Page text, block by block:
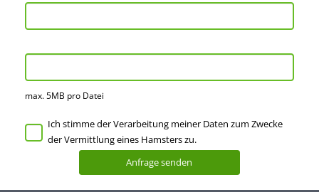
max. 5MB pro Datei
Ich stimme der Verarbeitung meiner Daten zum Zwecke
der Vermittlung eines Hamsters zu.